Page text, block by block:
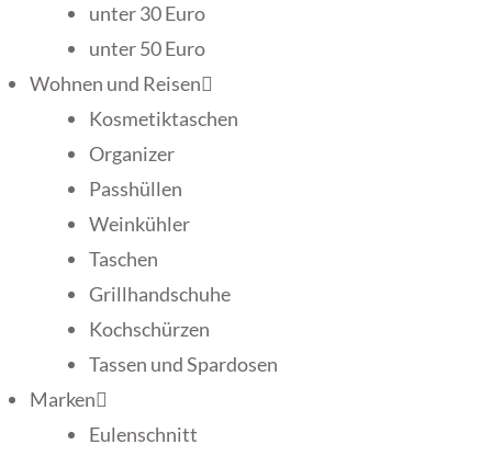
unter 30 Euro
unter 50 Euro
Wohnen und Reisen
Kosmetiktaschen
Organizer
Passhüllen
Weinkühler
Taschen
Grillhandschuhe
Kochschürzen
Tassen und Spardosen
Marken
Eulenschnitt